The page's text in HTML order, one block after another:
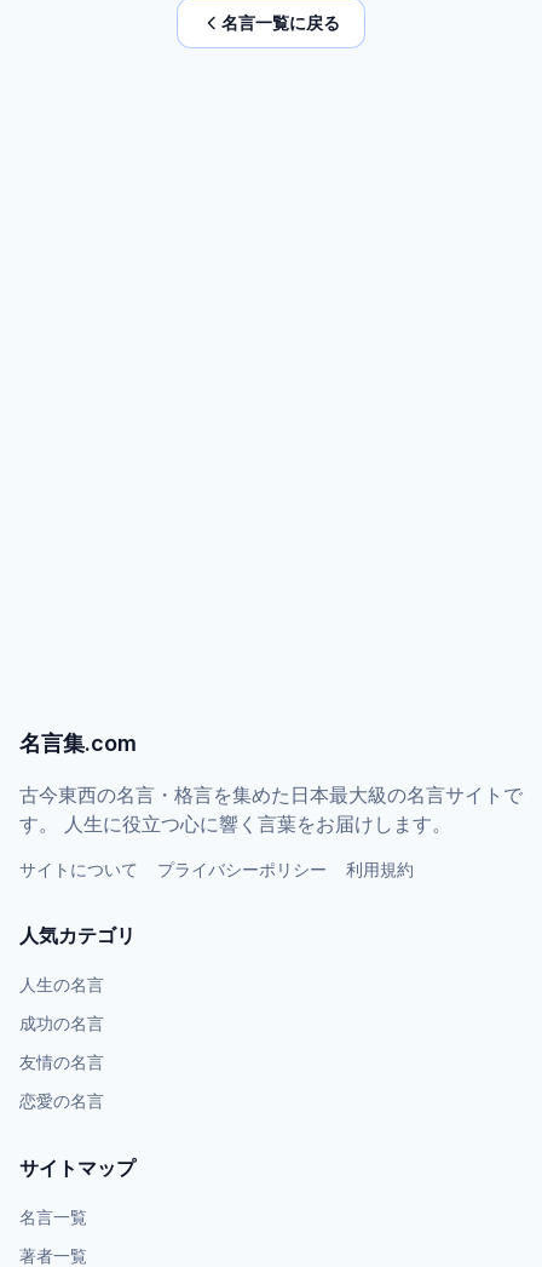
名言一覧に戻る
名言集.com
古今東西の名言・格言を集めた日本最大級の名言サイトで
す。 人生に役立つ心に響く言葉をお届けします。
サイトについて プライバシーポリシー 利用規約
人気カテゴリ
人生の名言
成功の名言
友情の名言
恋愛の名言
サイトマップ
名言一覧
著者一覧